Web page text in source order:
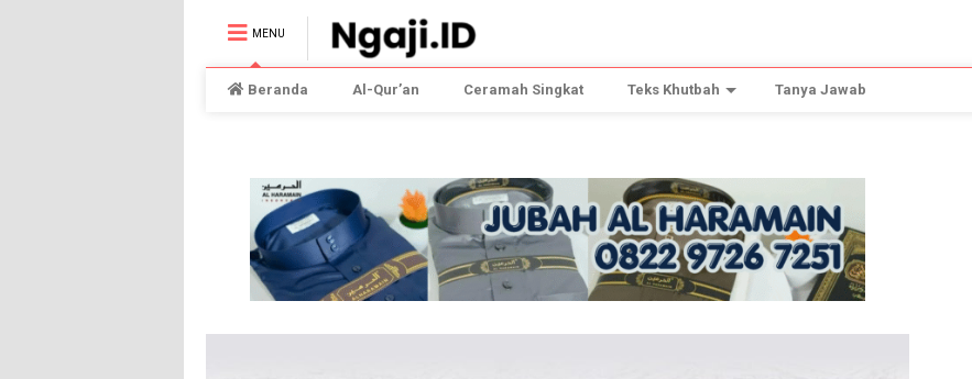
MENU
Beranda Al-Qur’an Ceramah Singkat Teks Khutbah Tanya Jawab